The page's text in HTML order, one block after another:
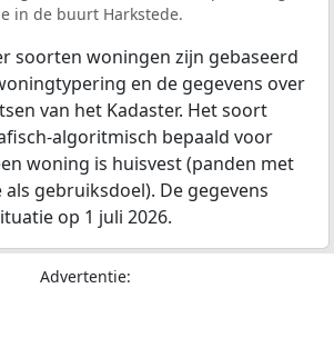
in de buurt Harkstede.
soorten woningen zijn gebaseerd
en de gegevens over
van het Kadaster. Het soort
algoritmisch bepaald voor
woning is huisvest (panden met
gebruiksdoel). De gegevens
op 1 juli 2026.
Advertentie: